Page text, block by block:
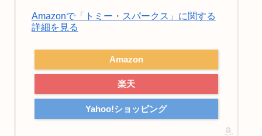
Amazonで「トミー・スパークス」に関する
詳細を見る
Amazon
楽天
Yahoo!ショッピング